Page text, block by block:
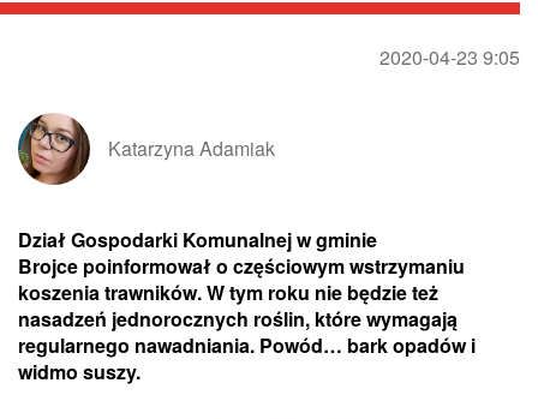
2020-04-23 9:05
Katarzyna Adamiak
Dział Gospodarki Komunalnej w gminie
Brojce poinformował o częściowym wstrzymaniu
koszenia trawników. W tym roku nie będzie też
nasadzeń jednorocznych roślin, które wymagają
regularnego nawadniania. Powód… bark opadów i
widmo suszy.